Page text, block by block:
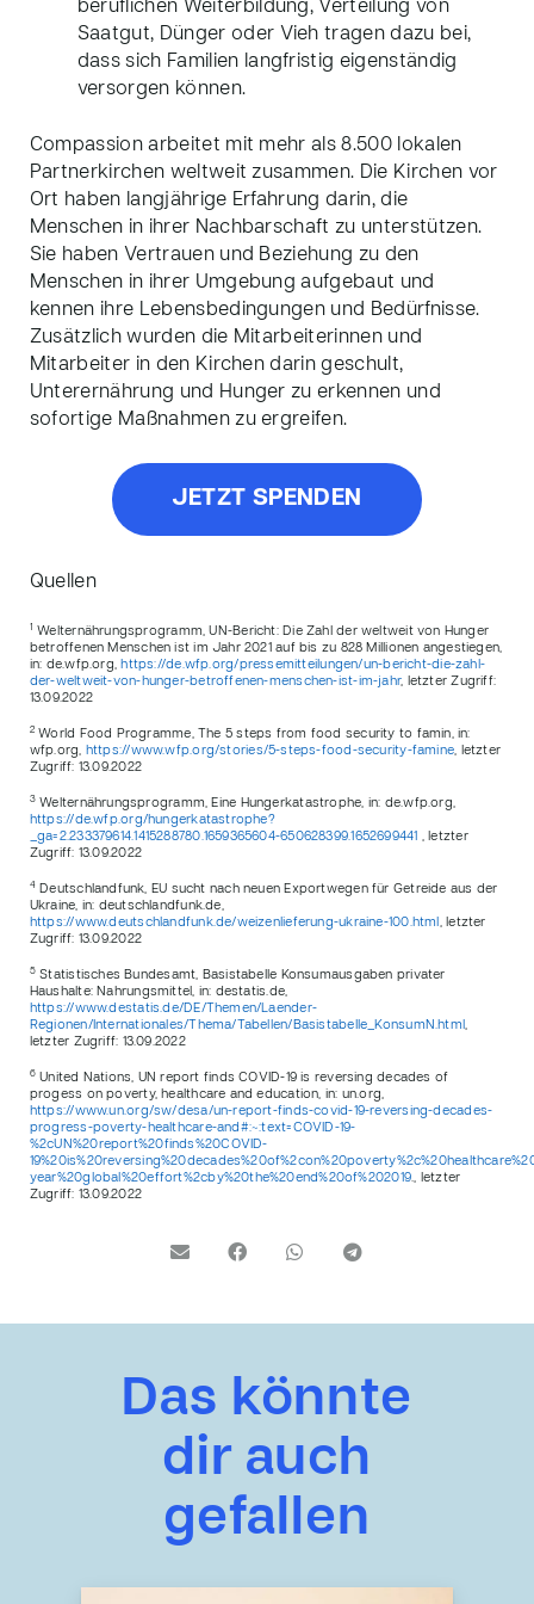
beruflichen Weiterbildung, Verteilung von
Saatgut, Dünger oder Vieh tragen dazu bei,
dass sich Familien langfristig eigenständig
versorgen können.
Compassion arbeitet mit mehr als 8.500 lokalen
Partnerkirchen weltweit zusammen. Die Kirchen vor
Ort haben langjährige Erfahrung darin, die
Menschen in ihrer Nachbarschaft zu unterstützen.
Sie haben Vertrauen und Beziehung zu den
Menschen in ihrer Umgebung aufgebaut und
kennen ihre Lebensbedingungen und Bedürfnisse.
Zusätzlich wurden die Mitarbeiterinnen und
Mitarbeiter in den Kirchen darin geschult,
Unterernährung und Hunger zu erkennen und
sofortige Maßnahmen zu ergreifen.
JETZT SPENDEN
Quellen
1 Welternährungsprogramm, UN-Bericht: Die Zahl der weltweit von Hunger
betroffenen Menschen ist im Jahr 2021 auf bis zu 828 Millionen angestiegen,
in: de.wfp.org, https://de.wfp.org/pressemitteilungen/un-bericht-die-zahl-
der-weltweit-von-hunger-betroffenen-menschen-ist-im-jahr, letzter Zugriff:
13.09.2022
2World Food Programme, The 5 steps from food security to famin, in:
wfp.org,
https://www.wfp.org/stories/5-steps-food-security-famine , letzter
Zugriff: 13.09.2022
3Welternährungsprogramm, Eine Hungerkatastrophe, in: de.wfp.org,
https://de.wfp.org/hungerkatastrophe?
_ga=2.233379614.1415288780.1659365604-650628399.1652699441
, letzter
Zugriff: 13.09.2022
4Deutschlandfunk, EU sucht nach neuen Exportwegen für Getreide aus der
Ukraine, in: deutschlandfunk.de,
https://www.deutschlandfunk.de/weizenlieferung-ukraine-100.html
, letzter
Zugriff: 13.09.2022
5Statistisches Bundesamt, Basistabelle Konsumausgaben privater
Haushalte: Nahrungsmittel, in: destatis.de,
https://www.destatis.de/DE/Themen/Laender-
Regionen/Internationales/Thema/Tabellen/Basistabelle_KonsumN.html
letzter Zugriff: 13.09.2022
6United Nations, UN report finds COVID-19 is reversing decades of
progess on poverty, healthcare and education, in: un.org,
https://www.un.org/sw/desa/un-report-finds-covid-19-reversing-decades-
progress-poverty-healthcare-and#:~:text=COVID-19-
%2cUN%20report%20finds%20COVID-
year%20global%20effort%2cby%20the%20end%20of%202019
, letzter
Zugriff: 13.09.2022
Das könnte
dir auch
gefallen